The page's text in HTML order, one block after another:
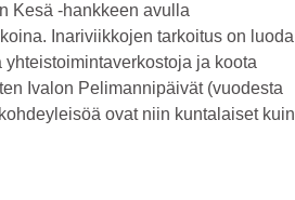
Kesä -hankkeen avulla
Inariviikkojen tarkoitus on luoda
ja koota
Ivalon Pelimannipäivät (vuodesta
ovat niin kuntalaiset kuin